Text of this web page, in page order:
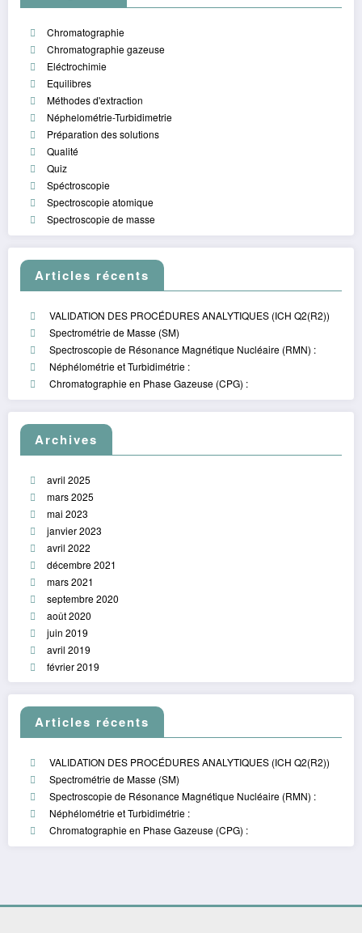
Chromatographie
Chromatographie gazeuse
Eléctrochimie
Equilibres
Méthodes d'extraction
Néphelométrie-Turbidimetrie
Préparation des solutions
Qualité
Quiz
Spéctroscopie
Spectroscopie atomique
Spectroscopie de masse
Articles récents
VALIDATION DES PROCÉDURES ANALYTIQUES (ICH Q2(R2))
Spectrométrie de Masse (SM)
Spectroscopie de Résonance Magnétique Nucléaire (RMN) :
Néphélométrie et Turbidimétrie :
Chromatographie en Phase Gazeuse (CPG) :
Archives
avril 2025
mars 2025
mai 2023
janvier 2023
avril 2022
décembre 2021
mars 2021
septembre 2020
août 2020
juin 2019
avril 2019
février 2019
Articles récents
VALIDATION DES PROCÉDURES ANALYTIQUES (ICH Q2(R2))
Spectrométrie de Masse (SM)
Spectroscopie de Résonance Magnétique Nucléaire (RMN) :
Néphélométrie et Turbidimétrie :
Chromatographie en Phase Gazeuse (CPG) :